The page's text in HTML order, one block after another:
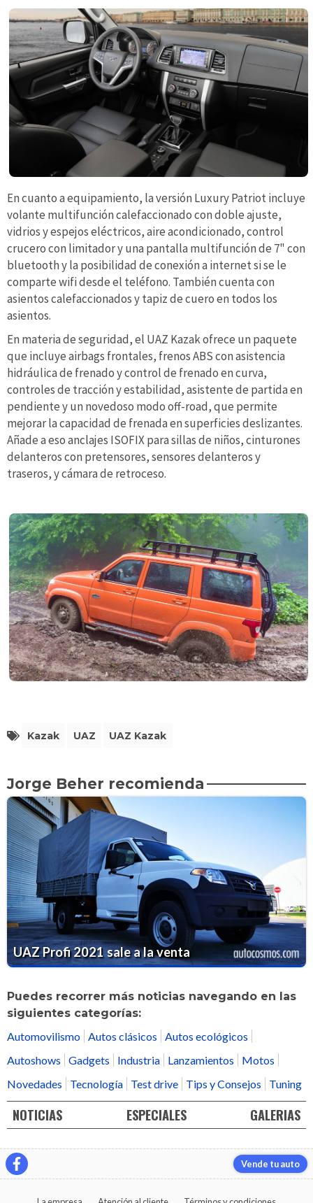
En cuanto a equipamiento, la versión Luxury Patriot incluye
volante multifunción calefaccionado con doble ajuste,
vidrios y espejos eléctricos, aire acondicionado, control
crucero con limitador y una pantalla multifunción de 7" con
bluetooth y la posibilidad de conexión a internet si se le
comparte wifi desde el teléfono. También cuenta con
asientos calefaccionados y tapiz de cuero en todos los
asientos.
En materia de seguridad, el UAZ Kazak ofrece un paquete
que incluye airbags frontales, frenos ABS con asistencia
hidráulica de frenado y control de frenado en curva,
controles de tracción y estabilidad, asistente de partida en
pendiente y un novedoso modo off-road, que permite
mejorar la capacidad de frenada en superficies deslizantes.
Añade a eso anclajes ISOFIX para sillas de niños, cinturones
delanteros con pretensores, sensores delanteros y
traseros, y cámara de retroceso.
Kazak UAZ UAZ Kazak
Jorge Beher recomienda
UAZ Profi 2021 sale a la venta
Puedes recorrer más noticias navegando en las
siguientes categorías:
Automovilismo
Autos clásicos
Autos ecológicos
Autoshows
Gadgets Industria Lanzamientos
Motos
Novedades
Tecnología Test drive Tips y Consejos Tuning
NOTICIAS ESPECIALES GALERIAS
Vende tu auto